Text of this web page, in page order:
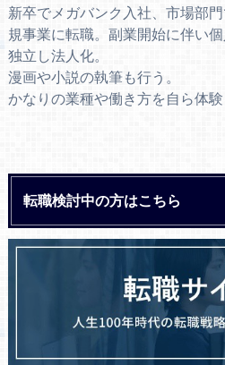
新卒でメガバンク入社、市場部
規事業に転職。副業開始に伴い
独立し法人化。
漫画や小説の執筆も行う。
かなりの業種や働き方を自ら体験
転職検討中の方はこちら